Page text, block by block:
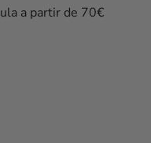
a partir de 70€